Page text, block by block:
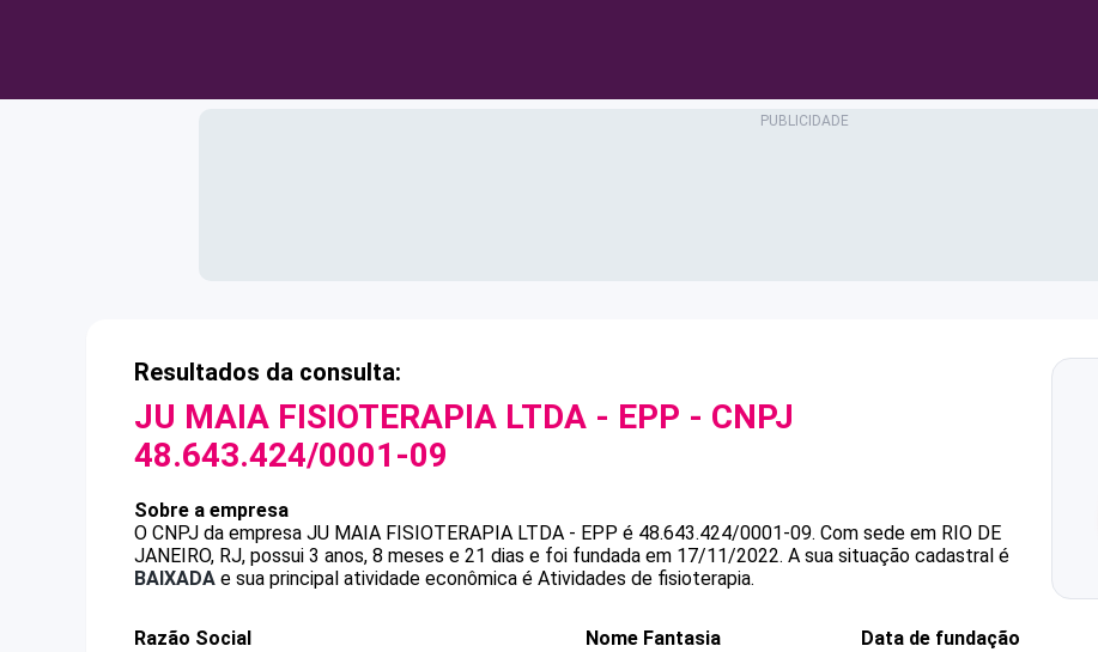
Resultados da consulta:
JU MAIA FISIOTERAPIA LTDA - EPP - CNPJ
48.643.424/0001-09
Sobre a empresa
O CNPJ da empresa JU MAIA FISIOTERAPIA LTDA - EPP é 48.643.424/0001-09. Com sede em RIO DE
JANEIRO, RJ, possui 3 anos, 8 meses e 21 dias e foi fundada em 17/11/2022. A sua situação cadastral é
BAIXADA e sua principal atividade econômica é Atividades de fisioterapia.
Razão Social
Nome Fantasia
Data de fundação